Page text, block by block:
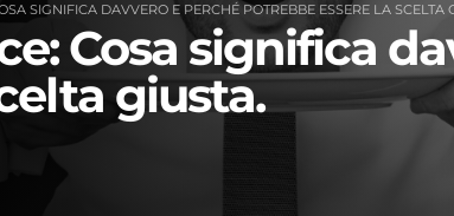
SIGNIFICA DAVVERO E PERCHÉ POTREBBE ESSERE LA SCELTA
Cosa significa
giusta.